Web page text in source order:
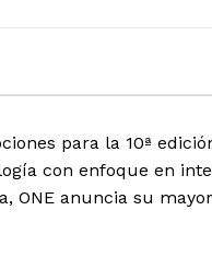
para la 10ª
con enfoque en
ONE anuncia su